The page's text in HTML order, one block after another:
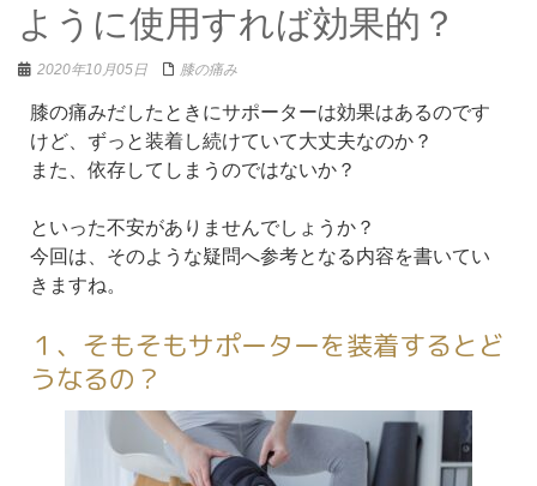
ように使用すれば効果的？
2020年10月05日 膝の痛み
膝の痛みだしたときにサポーターは効果はあるのです
けど、ずっと装着し続けていて大丈夫なのか？
また、依存してしまうのではないか？
といった不安がありませんでしょうか？
今回は、そのような疑問へ参考となる内容を書いてい
きますね。
１、そもそもサポーターを装着するとど
うなるの？